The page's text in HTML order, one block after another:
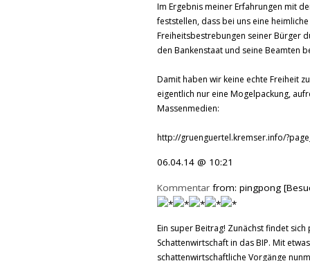
Im Ergebnis meiner Erfahrungen mit
feststellen, dass bei uns eine
Freiheitsbestrebungen seiner Bürger
den Bankenstaat und seine Beamten
Damit haben wir keine echte Freiheit
eigentlich nur eine Mogelpackung,
Massenmedien:
http://gruenguertel.kremser.info/
06.04.14 @ 10:21
Kommentar from: pingpong
Ein super Beitrag! Zunächst findet
Schattenwirtschaft in das BIP. Mit
schattenwirtschaftliche Vorgänge